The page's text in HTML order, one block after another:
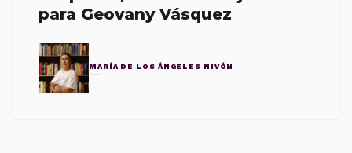
para Geovany Vásquez
MARÍA DE LOS ÁNGELES NIVÓN